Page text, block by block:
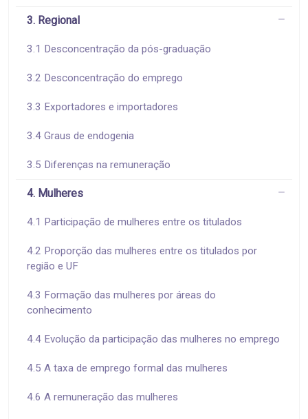
3. Regional
3.1 Desconcentração da pós-graduação
3.2 Desconcentração do emprego
3.3 Exportadores e importadores
3.4 Graus de endogenia
3.5 Diferenças na remuneração
4. Mulheres
4.1 Participação de mulheres entre os titulados
4.2 Proporção das mulheres entre os titulados por
região e UF
4.3 Formação das mulheres por áreas do
conhecimento
4.4 Evolução da participação das mulheres no emprego
4.5 A taxa de emprego formal das mulheres
4.6 A remuneração das mulheres